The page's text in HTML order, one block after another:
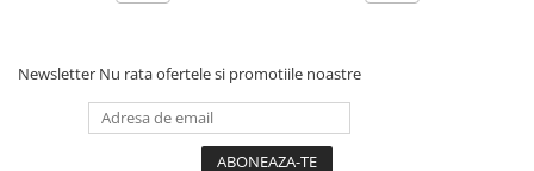
Access Points & Range Extendere
Placi de retea
Newsletter Nu rata ofertele si promotiile noastre